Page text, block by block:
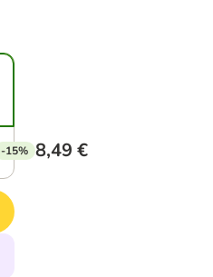
-15% 8,49 €